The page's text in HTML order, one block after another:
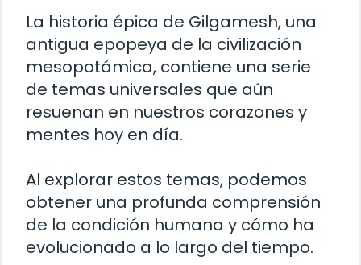
La historia épica de Gilgamesh, una
antigua epopeya de la civilización
mesopotámica, contiene una serie
de temas universales que aún
resuenan en nuestros corazones y
mentes hoy en día.
Al explorar estos temas, podemos
obtener una profunda comprensión
de la condición humana y cómo ha
evolucionado a lo largo del tiempo.